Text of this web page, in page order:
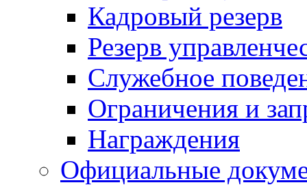
Кадровый резерв
Резерв
Служебное
Ограничения и
Награждения
Официальные